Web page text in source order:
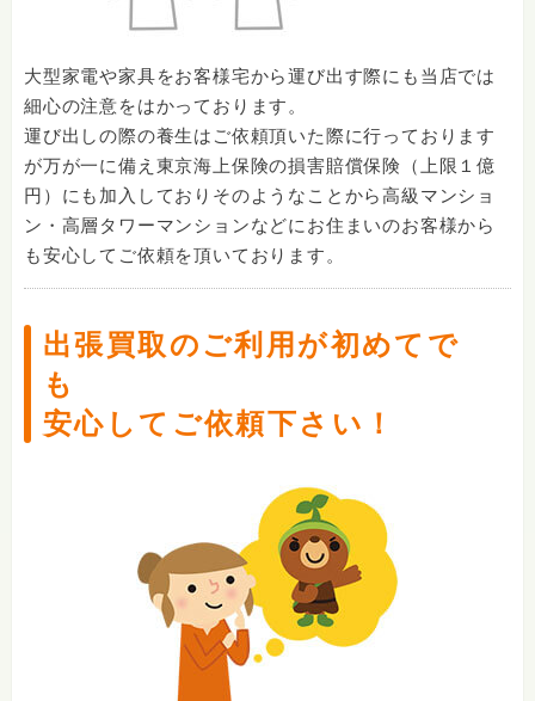
大型家電や家具をお客様宅から運び出す際にも当店では
細心の注意をはかっております。
運び出しの際の養生はご依頼頂いた際に行っております
が万が一に備え東京海上保険の損害賠償保険（上限１億
円）にも加入しておりそのようなことから高級マンショ
ン・高層タワーマンションなどにお住まいのお客様から
も安心してご依頼を頂いております。
出張買取のご利用が初めてで
も
安心してご依頼下さい！